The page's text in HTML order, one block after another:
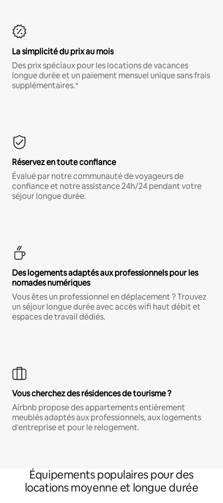
La simplicité du prix au mois
Des prix spéciaux pour les locations de vacances
longue durée et un paiement mensuel unique sans frais
supplémentaires.*
Réservez en toute confiance
Évalué par notre communauté de voyageurs de
confiance et notre assistance 24h/24 pendant votre
séjour longue durée.
Des logements adaptés aux professionnels pour les
nomades numériques
Vous êtes un professionnel en déplacement ? Trouvez
un séjour longue durée avec accès wifi haut débit et
espaces de travail dédiés.
Vous cherchez des résidences de tourisme ?
Airbnb propose des appartements entièrement
meublés adaptés aux professionnels, aux logements
d'entreprise et pour le relogement.
Équipements populaires pour des
locations moyenne et longue durée